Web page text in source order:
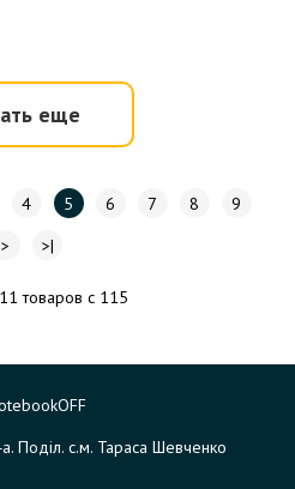
еще
4 5 6 7 8
9
>
>|
товаров с 115
Поділ. с.м. Тараса Шевченко